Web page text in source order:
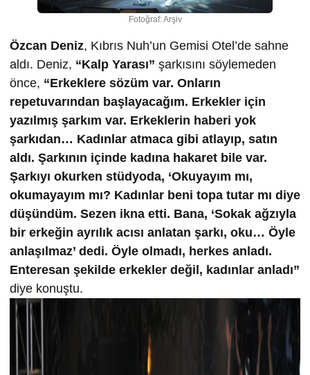
Fotoğraf: Arşiv
Özcan Deniz, Kıbrıs Nuh’un Gemisi Otel’de sahne
aldı. Deniz, “Kalp Yarası” şarkısını söylemeden
önce, “Erkeklere sözüm var. Onların
repetuvarından başlayacağım. Erkekler için
yazılmış şarkım var. Erkeklerin haberi yok
şarkıdan… Kadınlar atmaca gibi atlayıp, satın
aldı. Şarkının içinde kadına hakaret bile var.
Şarkıyı okurken stüdyoda, ‘Okuyayım mı,
okumayayım mı? Kadınlar beni topa tutar mı diye
düşündüm. Sezen ikna etti. Bana, ‘Sokak ağzıyla
bir erkeğin ayrılık acısı anlatan şarkı, oku… Öyle
anlaşılmaz’ dedi. Öyle olmadı, herkes anladı.
Enteresan şekilde erkekler değil, kadınlar anladı”
diye konuştu.